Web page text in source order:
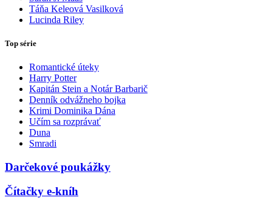
Táňa Keleová Vasilková
Lucinda Riley
Top série
Romantické úteky
Harry Potter
Kapitán Stein a Notár Barbarič
Denník odvážneho bojka
Krimi Dominika Dána
Učím sa rozprávať
Duna
Smradi
Darčekové poukážky
Čítačky e-kníh